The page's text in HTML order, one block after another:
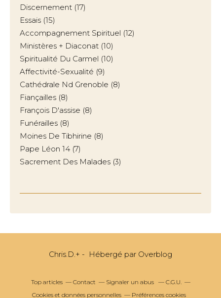
Discernement (17)
Essais (15)
Accompagnement Spirituel (12)
Ministères + Diaconat (10)
Spiritualité Du Carmel (10)
Affectivité-Sexualité (9)
Cathédrale Nd Grenoble (8)
Fiançailles (8)
François D'assise (8)
Funérailles (8)
Moines De Tibhirine (8)
Pape Léon 14 (7)
Sacrement Des Malades (3)
Chris.D.+ - Hébergé par Overblog
Top articles Contact Signaler un abus
C.G.U.
Cookies et données personnelles
Préférences cookies